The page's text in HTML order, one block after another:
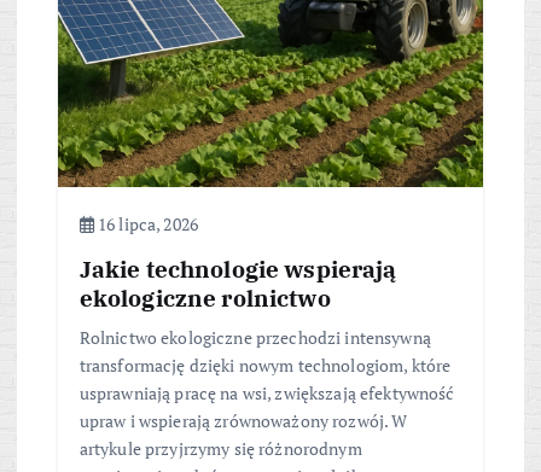
16 lipca, 2026
Jakie technologie wspierają
ekologiczne rolnictwo
Rolnictwo ekologiczne przechodzi intensywną
transformację dzięki nowym technologiom, które
usprawniają pracę na wsi, zwiększają efektywność
upraw i wspierają zrównoważony rozwój. W
artykule przyjrzymy się różnorodnym